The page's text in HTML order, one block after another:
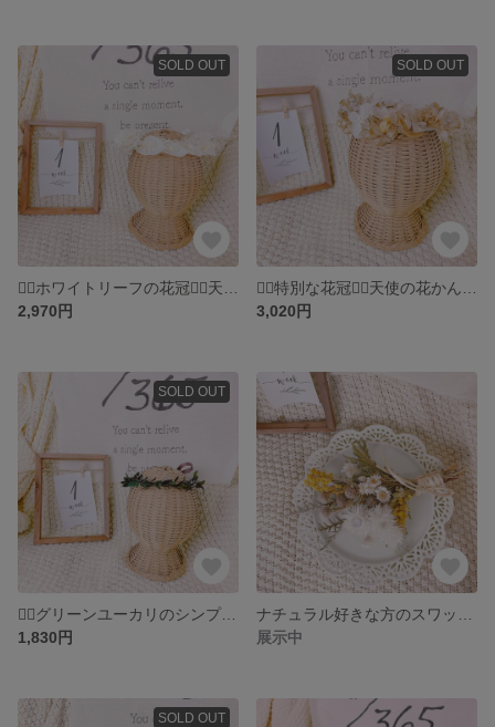
SOLD OUT
2,970円
SOLD OUT
3,020円
SOLD OUT
❁⃘グリーンユーカリのシンプル花冠❁⃘天使の花かんむり シルバーかすみ草⋆⸜ ⚘ ⸝⋆ベビー 新生児 キッズ
1,830円
展示中
SOLD OUT